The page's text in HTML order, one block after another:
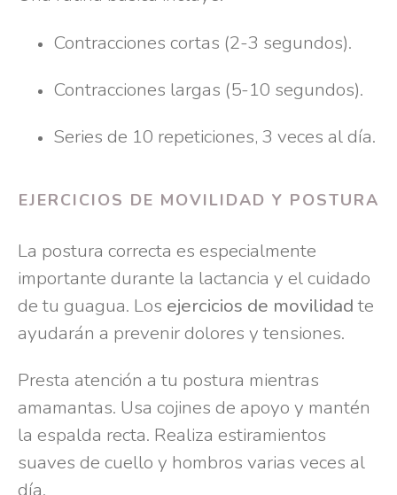
Contracciones cortas (2-3 segundos).
Contracciones largas (5-10 segundos).
Series de 10 repeticiones, 3 veces al día.
EJERCICIOS DE MOVILIDAD Y POSTURA
La postura correcta es especialmente
importante durante la lactancia y el cuidado
de tu guagua. Los ejercicios de movilidadte
ayudarán a prevenir dolores y tensiones.
Presta atención a tu postura mientras
amamantas. Usa cojines de apoyo y mantén
la espalda recta. Realiza estiramientos
suaves de cuello y hombros varias veces al